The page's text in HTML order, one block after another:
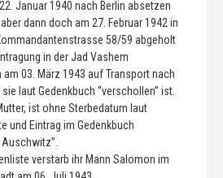
Januar 1940 nach Berlin absetzen
dann doch am 27. Februar 1942 in
58/59 abgeholt
in der Jad Vashem
am 03. März 1943 auf Transport nach
laut Gedenkbuch “verschollen” ist.
ist ohne Sterbedatum laut
und Eintrag im Gedenkbuch
verstarb ihr Mann Salomon im